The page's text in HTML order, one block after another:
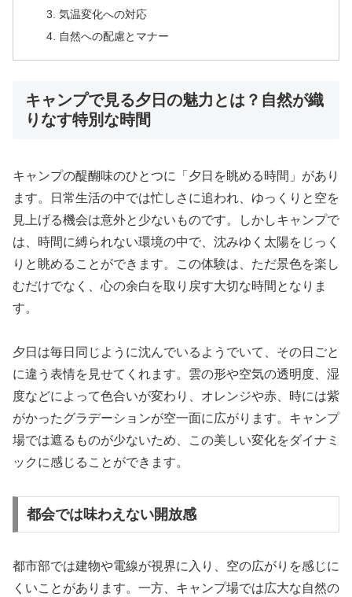
気温変化への対応
自然への配慮とマナー
キャンプで見る夕日の魅力とは？自然が織
りなす特別な時間
キャンプの醍醐味のひとつに「夕日を眺める時間」があり
ます。日常生活の中では忙しさに追われ、ゆっくりと空を
見上げる機会は意外と少ないものです。しかしキャンプで
は、時間に縛られない環境の中で、沈みゆく太陽をじっく
りと眺めることができます。この体験は、ただ景色を楽し
むだけでなく、心の余白を取り戻す大切な時間となりま
す。
夕日は毎日同じように沈んでいるようでいて、その日ごと
に違う表情を見せてくれます。雲の形や空気の透明度、湿
度などによって色合いが変わり、オレンジや赤、時には紫
がかったグラデーションが空一面に広がります。キャンプ
場では遮るものが少ないため、この美しい変化をダイナミ
ックに感じることができます。
都会では味わえない開放感
都市部では建物や電線が視界に入り、空の広がりを感じに
くいことがあります。一方、キャンプ場では広大な自然の